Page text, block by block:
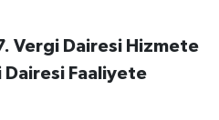
Vergi Dairesi Hizmete
Faaliyete